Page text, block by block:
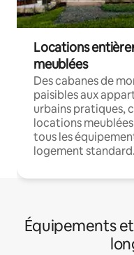
Locations
meublées
Des cabanes de
paisibles aux
urbains pratiques,
locations
tous les
logement standard.
Équipements